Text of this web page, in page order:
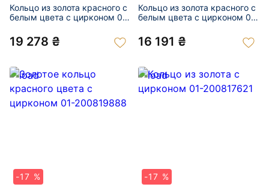
Кольцо из золота красного с
белым цвета с цирконом 01-
19 278 ₴
Кольцо из золота красного с
белым цвета с цирконом 01-
16 191 ₴
-17 %
-17 %